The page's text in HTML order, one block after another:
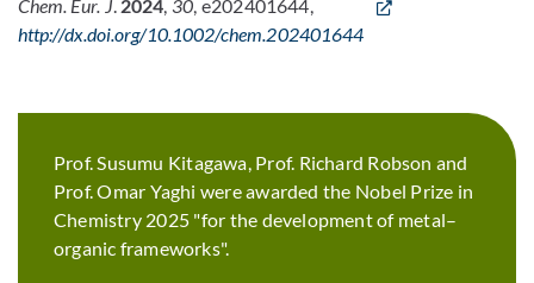
Chem. Eur. J. 2024, 30, e202401644,
http://dx.doi.org/10.1002/chem.202401644
Prof. Susumu Kitagawa, Prof. Richard Robson and
Prof. Omar Yaghi were awarded the Nobel Prize in
Chemistry 2025 "for the development of metal–
organic frameworks".